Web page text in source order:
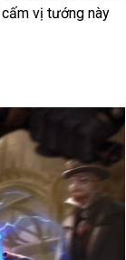
vị tướng này